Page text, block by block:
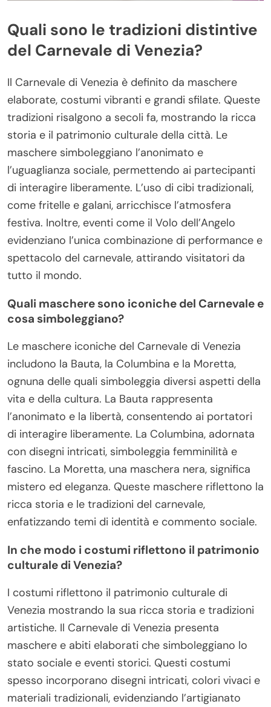
Quali sono le tradizioni distintive
del Carnevale di Venezia?
Il Carnevale di Venezia è definito da maschere
elaborate, costumi vibranti e grandi sfilate. Queste
tradizioni risalgono a secoli fa, mostrando la ricca
storia e il patrimonio culturale della città. Le
maschere simboleggiano l’anonimato e
l’uguaglianza sociale, permettendo ai partecipanti
di interagire liberamente. L’uso di cibi tradizionali,
come fritelle e galani, arricchisce l’atmosfera
festiva. Inoltre, eventi come il Volo dell’Angelo
evidenziano l’unica combinazione di performance e
spettacolo del carnevale, attirando visitatori da
tutto il mondo.
Quali maschere sono iconiche del Carnevale e
cosa simboleggiano?
Le maschere iconiche del Carnevale di Venezia
includono la Bauta, la Columbina e la Moretta,
ognuna delle quali simboleggia diversi aspetti della
vita e della cultura. La Bauta rappresenta
l’anonimato e la libertà, consentendo ai portatori
di interagire liberamente. La Columbina, adornata
con disegni intricati, simboleggia femminilità e
fascino. La Moretta, una maschera nera, significa
mistero ed eleganza. Queste maschere riflettono la
ricca storia e le tradizioni del carnevale,
enfatizzando temi di identità e commento sociale.
In che modo i costumi riflettono il patrimonio
culturale di Venezia?
I costumi riflettono il patrimonio culturale di
Venezia mostrando la sua ricca storia e tradizioni
artistiche. Il Carnevale di Venezia presenta
maschere e abiti elaborati che simboleggiano lo
stato sociale e eventi storici. Questi costumi
spesso incorporano disegni intricati, colori vivaci e
materiali tradizionali, evidenziando l’artigianato